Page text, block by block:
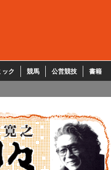
ック 競馬 公営競技 書籍